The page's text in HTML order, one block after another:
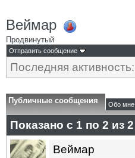
Веймар
Продвинутый
Отправить сообщение
Последняя активность:
Публичные сообщения Обо мне
Показано с 1 по 2 из 2
Веймар